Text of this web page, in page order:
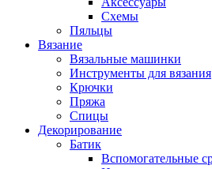
Схемы
Пяльцы
Вязание
Вязальные машинки
Инструменты для вязания
Крючки
Пряжа
Спицы
Декорирование
Батик
Вспомогательные